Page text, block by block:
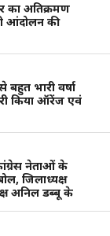
का अतिक्रमण
आंदोलन की
बहुत भारी वर्षा
किया ऑरेंज एवं
नेताओं के
जिलाध्यक्ष
अनिल डब्बू के